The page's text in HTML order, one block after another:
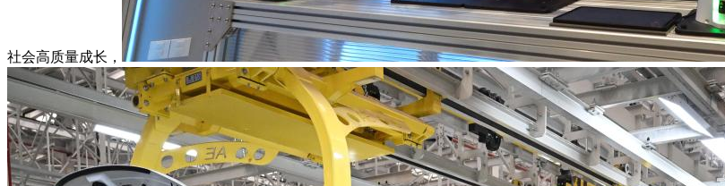
社会高质量成长，